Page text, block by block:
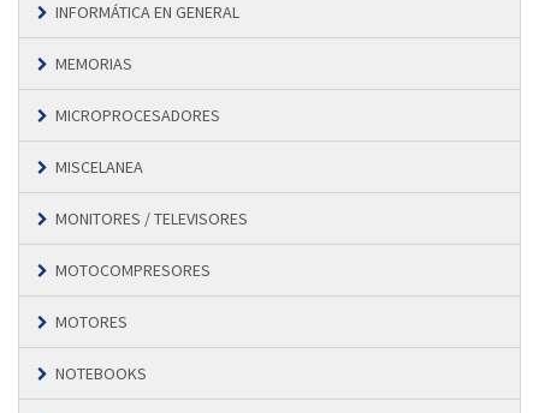
INFORMÁTICA EN GENERAL
MEMORIAS
MICROPROCESADORES
MISCELANEA
MONITORES / TELEVISORES
MOTOCOMPRESORES
MOTORES
NOTEBOOKS